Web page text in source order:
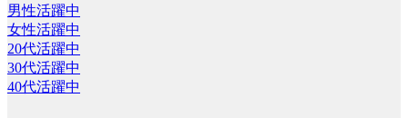
男性活躍中
女性活躍中
20代活躍中
30代活躍中
40代活躍中